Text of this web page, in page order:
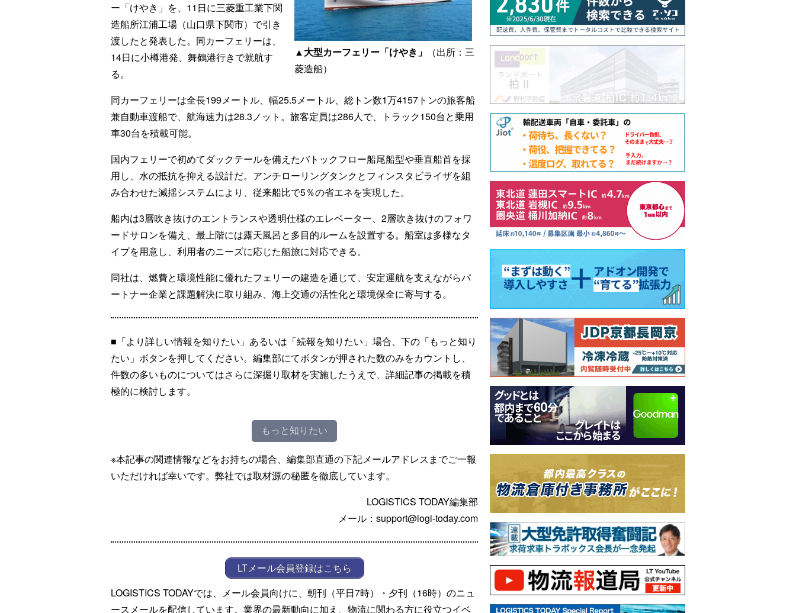
▲大型カーフェリー「けやき」
（出所：三
菱造船）
ー「けやき」を、11日に三菱重工業下関
造船所江浦工場（山口県下関市）で引き
渡したと発表した。同カーフェリーは、
14日に小樽港発、舞鶴港行きで就航す
る。
同カーフェリーは全長199メートル、幅25.5メートル、総トン数1万4157トンの旅客船
兼自動車渡船で、航海速力は28.3ノット。旅客定員は286人で、トラック150台と乗用
車30台を積載可能。
国内フェリーで初めてダックテールを備えたバトックフロー船尾船型や垂直船首を採
用し、水の抵抗を抑える設計だ。アンチローリングタンクとフィンスタビライザを組
み合わせた減揺システムにより、従来船比で5％の省エネを実現した。
船内は3層吹き抜けのエントランスや透明仕様のエレベーター、2層吹き抜けのフォワ
ードサロンを備え、最上階には露天風呂と多目的ルームを設置する。船室は多様なタ
イプを用意し、利用者のニーズに応じた船旅に対応できる。
同社は、燃費と環境性能に優れたフェリーの建造を通じて、安定運航を支えながらパ
ートナー企業と課題解決に取り組み、海上交通の活性化と環境保全に寄与する。
■「より詳しい情報を知りたい」あるいは「続報を知りたい」場合、下の「もっと知り
たい」ボタンを押してください。編集部にてボタンが押された数のみをカウントし、
件数の多いものについてはさらに深掘り取材を実施したうえで、詳細記事の掲載を積
極的に検討します。
もっと知りたい
※本記事の関連情報などをお持ちの場合、編集部直通の下記メールアドレスまでご一報
いただければ幸いです。弊社では取材源の秘匿を徹底しています。
LOGISTICS TODAY編集部
メール：support@logi-today.com
LTメール会員登録はこちら
LOGISTICS TODAYでは、メール会員向けに、朝刊（平日7時）・夕刊（16時）のニュ
ースメールを配信しています。業界の最新動向に加え、物流に関わる方に役立つイベ